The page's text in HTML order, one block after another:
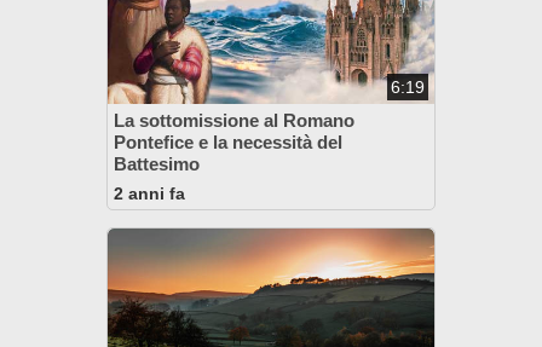
6:19
La sottomissione al Romano
Pontefice e la necessità del
Battesimo
2 anni fa